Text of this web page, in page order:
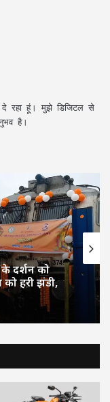
दे रहा हूं। मुझे डिजिटल से
है।
दर्शन को
को हरी झंडी,